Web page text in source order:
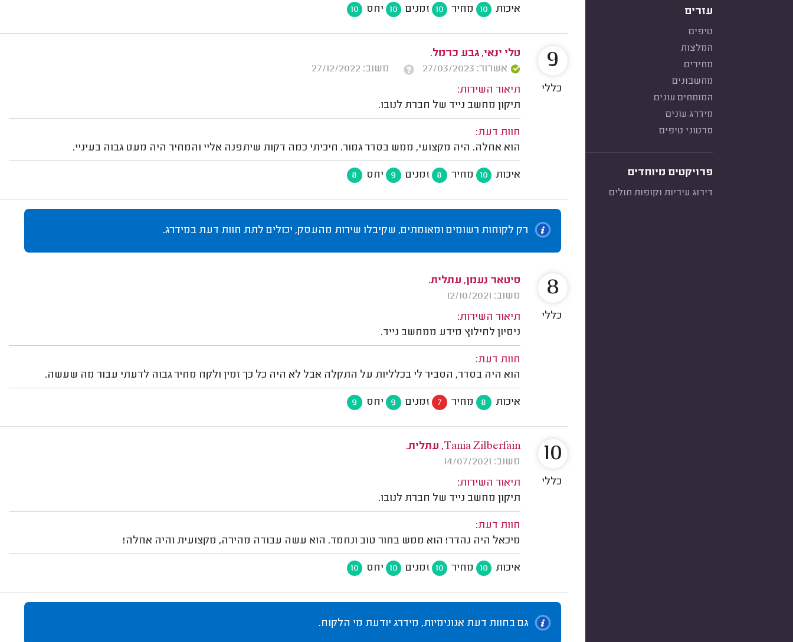
עזרים
טיפים
המלצות
מחירים
מחשבונים
המומחים עונים
מידרג עונים
סרטוני טיפים
פרויקטים מיוחדים
דירוג עיריות וקופות חולים
איכות 10 מחיר 10 זמנים 10 יחס 10
טלי ינאי, גבע כרמל.
אשרור: 27/03/2023
משוב: 27/12/2022
תיאור השירות:
תיקון מחשב נייד של חברת לנובו.
חוות דעת:
הוא אחלה. היה מקצועי, ממש בסדר גמור. חיכיתי כמה דקות שיתפנה אליי והמחיר היה מעט גבוה בעיניי.
איכות 10 מחיר 8 זמנים 9 יחס 8
9
כללי
רק לקוחות רשומים ומאומתים, שקיבלו שירות מהעסק, יכולים לתת חוות דעת במידרג.
סיטאר נעמן, עתלית.
משוב: 12/10/2021
תיאור השירות:
ניסיון לחילוץ מידע ממחשב נייד.
חוות דעת:
הוא היה בסדר, הסביר לי בכלליות על התקלה אבל לא היה כל כך זמין ולקח מחיר גבוה לדעתי עבור מה שעשה.
איכות 8 מחיר 7 זמנים 9 יחס 9
8
כללי
Tania Zilberfain, עתלית.
משוב: 14/07/2021
תיאור השירות:
תיקון מחשב נייד של חברת לנובו.
חוות דעת:
מיכאל היה נהדר! הוא ממש בחור טוב ונחמד. הוא עשה עבודה מהירה, מקצועית והיה אחלה!
איכות 10 מחיר 10 זמנים 10 יחס 10
10
כללי
גם בחוות דעת אנונימיות, מידרג יודעת מי הלקוח.